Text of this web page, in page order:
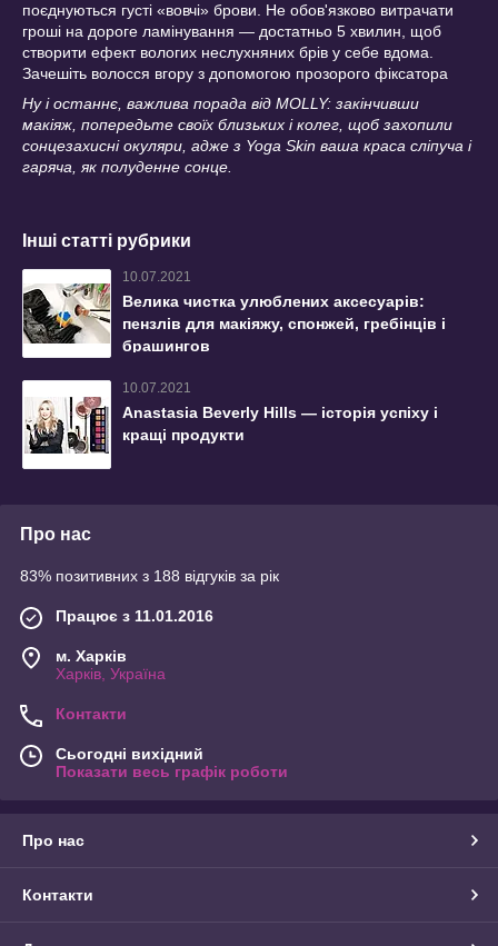
поєднуються густі «вовчі» брови. Не обов'язково витрачати
гроші на дороге ламінування — достатньо 5 хвилин, щоб
створити ефект вологих неслухняних брів у себе вдома.
Зачешіть волосся вгору з допомогою прозорого фіксатора
Ну і останнє, важлива порада від MOLLY: закінчивши
макіяж, попередьте своїх близьких і колег, щоб захопили
сонцезахисні окуляри, адже з Yoga Skin ваша краса сліпуча і
гаряча, як полуденне сонце.
Інші статті рубрики
10.07.2021
Велика чистка улюблених аксесуарів:
пензлів для макіяжу, спонжей, гребінців і
брашингов
10.07.2021
Anastasia Beverly Hills — історія успіху і
кращі продукти
Про нас
83% позитивних з 188 відгуків за рік
Працює з 11.01.2016
м. Харків
Харків, Україна
Контакти
Сьогодні вихідний
Показати весь графік роботи
Про нас
Контакти